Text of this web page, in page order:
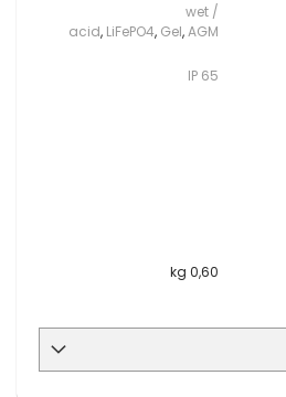
wet /
acid, LiFePO4, Gel,AGM
IP 65
0,60
kg